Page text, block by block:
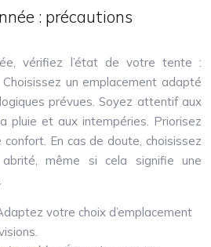
: précautions
vérifiez l’état de votre tente :
un emplacement adapté
prévues. Soyez attentif aux
pluie et aux intempéries. Priorisez
En cas de doute, choisissez
même si cela signifie une
votre choix d’emplacement